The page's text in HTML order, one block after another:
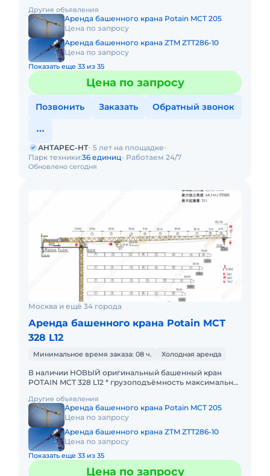
грузоподъ
Другие объявления
Аренда башенного крана Potain MCT 205
Цена по запросу
Аренда башенного крана ZTM ZTT286-10
Цена по запросу
Показать еще 33 из 35
Цена по запросу
Позвонить Заказать Обратный звонок
Обновлено сегодня
АНТАРЕС-НТ 5 лет на площадке
Парк техники:36 единиц Работаем 24/7
Москва и ещё 34 города
Аренда башенного крана Potain MCТ
328 L12
Минимальное время заказа: 08 ч. Холодная аренда
В наличии НОВЫЙ оригинальный башенный кран
POTAIN MCТ 328 L12 * грузоподъёмность максимальная
грузоподъ
Другие объявления
Аренда башенного крана Potain MCT 205
Цена по запросу
Аренда башенного крана ZTM ZTT286-10
Цена по запросу
Показать еще 33 из 35
Цена по запросу